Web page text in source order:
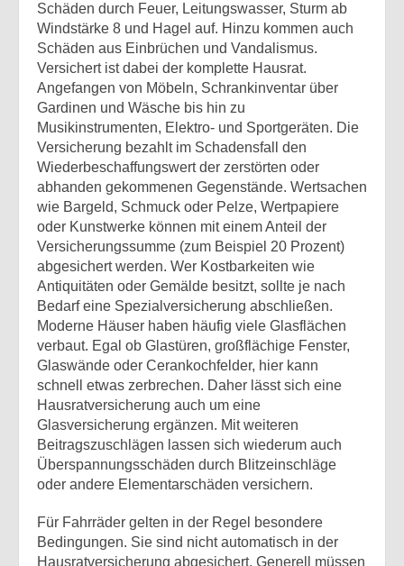
Schäden durch Feuer, Leitungswasser, Sturm ab
Windstärke 8 und Hagel auf. Hinzu kommen auch
Schäden aus Einbrüchen und Vandalismus.
Versichert ist dabei der komplette Hausrat.
Angefangen von Möbeln, Schrankinventar über
Gardinen und Wäsche bis hin zu
Musikinstrumenten, Elektro- und Sportgeräten. Die
Versicherung bezahlt im Schadensfall den
Wiederbeschaffungswert der zerstörten oder
abhanden gekommenen Gegenstände. Wertsachen
wie Bargeld, Schmuck oder Pelze, Wertpapiere
oder Kunstwerke können mit einem Anteil der
Versicherungssumme (zum Beispiel 20 Prozent)
abgesichert werden. Wer Kostbarkeiten wie
Antiquitäten oder Gemälde besitzt, sollte je nach
Bedarf eine Spezialversicherung abschließen.
Moderne Häuser haben häufig viele Glasflächen
verbaut. Egal ob Glastüren, großflächige Fenster,
Glaswände oder Cerankochfelder, hier kann
schnell etwas zerbrechen. Daher lässt sich eine
Hausratversicherung auch um eine
Glasversicherung ergänzen. Mit weiteren
Beitragszuschlägen lassen sich wiederum auch
Überspannungsschäden durch Blitzeinschläge
oder andere Elementarschäden versichern.
Für Fahrräder gelten in der Regel besondere
Bedingungen. Sie sind nicht automatisch in der
Hausratversicherung abgesichert. Generell müssen